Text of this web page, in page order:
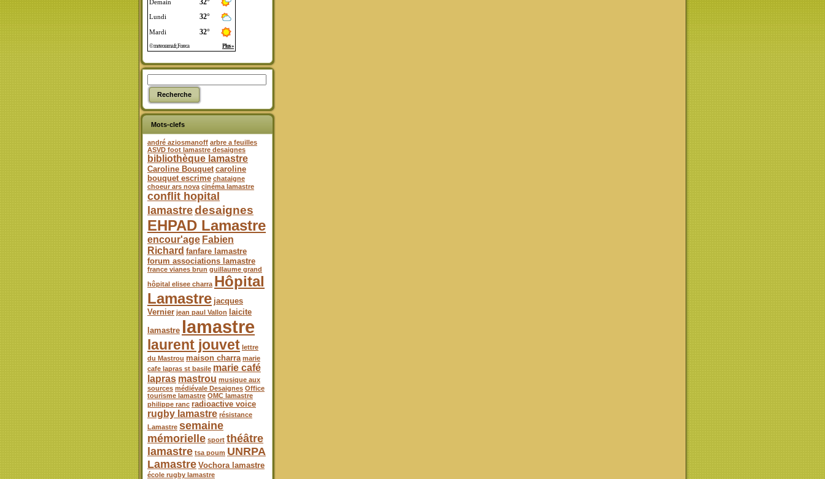
Mots-clefs
andré aziosmanoff arbre a feuilles
ASVD foot lamastre desaignes
bibliothèque lamastre
Caroline Bouquet caroline
bouquet escrime chataigne
choeur ars nova cinéma lamastre
conflit hopital
lamastredesaignes
EHPAD Lamastre
encour'age Fabien
Richard fanfare lamastre
forum associations lamastre
france vianes brun guillaume grand
hôpital elisee charra Hôpital
Lamastre jacques
Vernier jean paul Vallon
laicite
lamastre lamastre
laurent jouvet lettre
du Mastrou maison charra marie
cafe lapras st basile marie café
lapras mastrou musique aux
sources médiévale Desaignes Office
tourisme lamastre OMC lamastre
philippe ranc radioactive voice
rugby lamastre résistance
Lamastre semaine
mémorielle sport théâtre
lamastre tsa poum UNRPA
Lamastre Vochora lamastre
école rugby lamastre